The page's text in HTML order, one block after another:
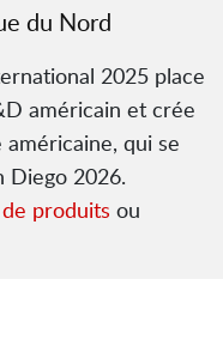
du Nord
2025 place
américain et crée
qui se
Diego 2026.
produits ou